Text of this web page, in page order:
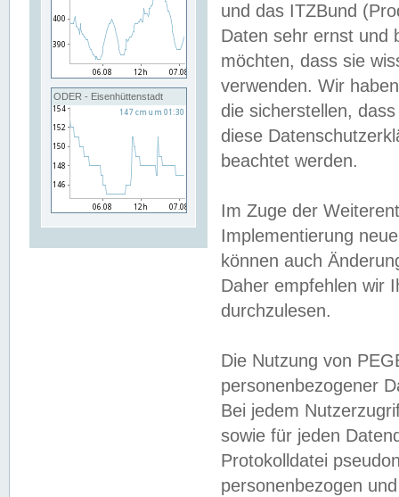
ODER - Eisenhüttenstadt
und das ITZBund
Daten sehr ernst und
möchten, dass sie
verwenden. Wir
die sicherstellen,
diese
beachtet werden.
Im Zuge der
Implementierung
können auch
Daher empfehlen wir
durchzulesen.
Die Nutzung von
personenbezogener
Bei jedem
sowie für jeden
Protokolldatei
personenbezogen